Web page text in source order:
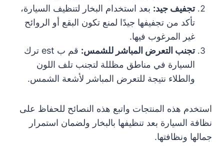
تجفيف جيد: بعد استخدام البخار لتنظيف السيارة،
تأكد من تجفيفها جيدًا لمنع تكون البقع أو الروائح
غير المرغوب فيها.
تجنب التعرض المباشر للشمس:
قم ب est ترك
السيارة في مناطق مظللة لتجنب تلف اللون
والطلاء نتيجة للتعرض المباشر لأشعة الشمس.
استخدم هذه المنتجات واتبع هذه النصائح للحفاظ على
نظافة السيارة بعد تنظيفها بالبخار ولضمان استمرار
جمالها ونظافتها.